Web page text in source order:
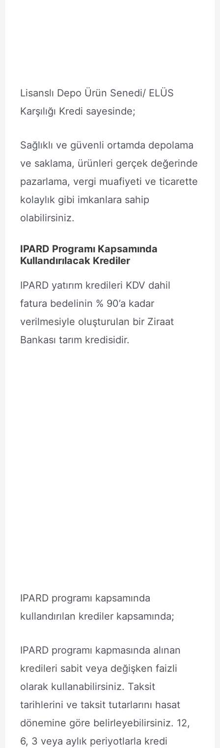
Lisanslı Depo Ürün Senedi/ ELÜS
Karşılığı Kredi sayesinde;
Sağlıklı ve güvenli ortamda depolama
ve saklama, ürünleri gerçek değerinde
pazarlama, vergi muafiyeti ve ticarette
kolaylık gibi imkanlara sahip
olabilirsiniz.
IPARD Programı Kapsamında
Kullandırılacak Krediler
IPARD yatırım kredileri KDV dahil
fatura bedelinin % 90’a kadar
verilmesiyle oluşturulan bir Ziraat
Bankası tarım kredisidir.
IPARD programı kapsamında
kullandırılan krediler kapsamında;
IPARD programı kapmasında alınan
kredileri sabit veya değişken faizli
olarak kullanabilirsiniz. Taksit
tarihlerini ve taksit tutarlarını hasat
dönemine göre belirleyebilirsiniz. 12,
6, 3 veya aylık periyotlarla kredi